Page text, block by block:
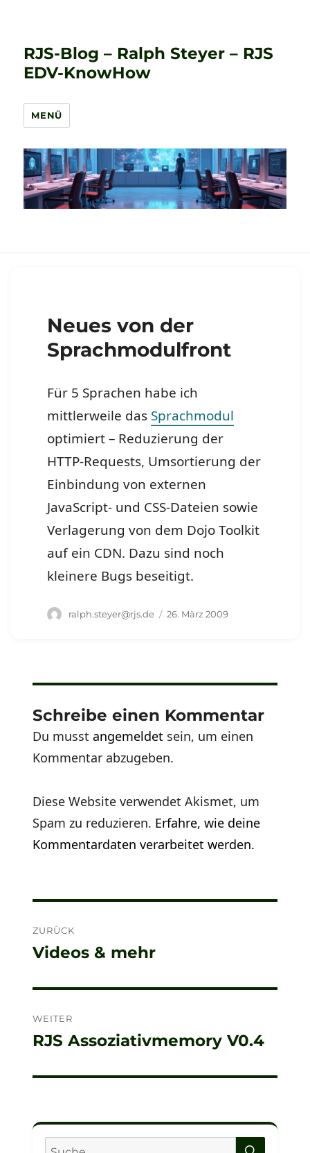
RJS-Blog – Ralph Steyer – RJS
EDV-KnowHow
MENÜ
Neues von der
Sprachmodulfront
Für 5 Sprachen habe ich
mittlerweile das Sprachmodul
optimiert – Reduzierung der
HTTP-Requests, Umsortierung der
Einbindung von externen
JavaScript- und CSS-Dateien sowie
Verlagerung von dem Dojo Toolkit
auf ein CDN. Dazu sind noch
kleinere Bugs beseitigt.
Autor
ralph.steyer@rjs.de
Veröffentlicht
26. März 2009
Schreibe einen Kommentar
Du musstangemeldet sein, um einen
Kommentar abzugeben.
Diese Website verwendet Akismet, um
Spam zu reduzieren. Erfahre, wie deine
Kommentardaten verarbeitet werden.
ZURÜCK
Vorheriger
Videos & mehr
WEITER
Nächster
RJS Assoziativmemory V0.4
Suche